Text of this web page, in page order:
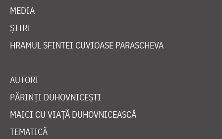
MEDIA
ȘTIRI
HRAMUL SFINTEI CUVIOASE PARASCHEVA
AUTORI
PĂRINȚI DUHOVNICEȘTI
MAICI CU VIAȚĂ DUHOVNICEASCĂ
TEMATICĂ